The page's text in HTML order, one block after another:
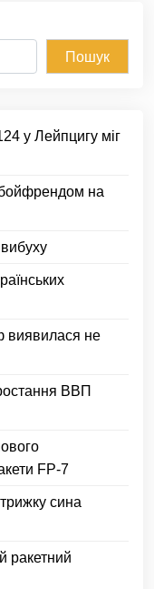
Пошук
у Лейпцигу міг
на
виявилася не
ВВП
FP-7
сина
ракетний